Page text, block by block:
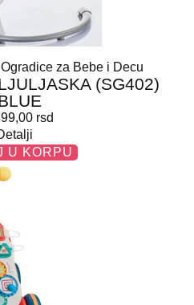
za Bebe i Decu
(SG402)
rsd
U KORPU